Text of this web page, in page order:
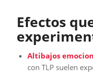
Efectos
Altibajos
con TLP suelen